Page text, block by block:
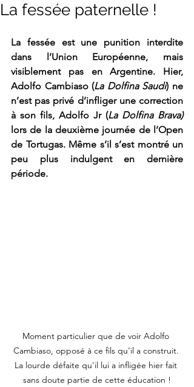
La fessée paternelle !
La fessée est une punition interdite
dans l’Union Européenne, mais
visiblement pas en Argentine. Hier,
Adolfo Cambiaso (La Dolfina Saudi) ne
n’est pas privé d’infliger une correction
à son fils, Adolfo Jr (La Dolfina Brava)
lors de la deuxième journée de l’Open
de Tortugas. Même s’il s’est montré un
peu plus indulgent en dernière
période.
Moment particulier que de voir Adolfo
Cambiaso, opposé à ce fils qu'il a construit.
La lourde défaite qu'il lui a infligée hier fait
sans doute partie de cette éducation !